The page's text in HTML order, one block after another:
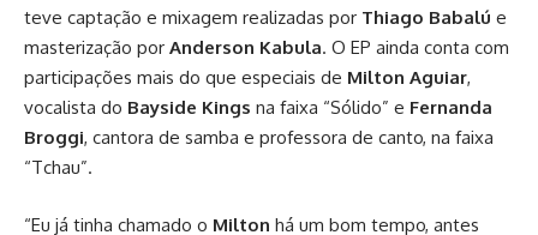
teve captação e mixagem realizadas por Thiago Babalú e
masterização por Anderson Kabula. O EP ainda conta com
participações mais do que especiais de Milton Aguiar,
vocalista do Bayside Kings na faixa “Sólido” e Fernanda
Broggi, cantora de samba e professora de canto, na faixa
“Tchau”.
“Eu já tinha chamado o Milton há um bom tempo, antes